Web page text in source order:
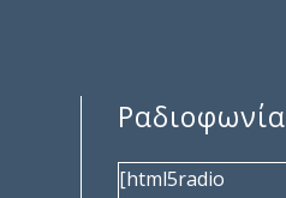
Ραδιοφωνία
[html5radio